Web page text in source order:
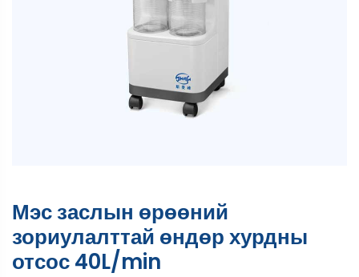
Мэс заслын өрөөний
зориулалттай өндөр хурдны
отсос 40L/min